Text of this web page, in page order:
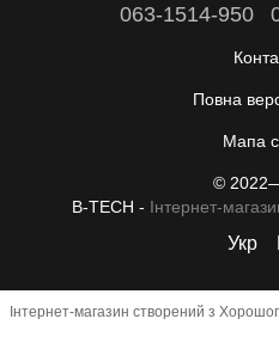
063-1514-950
Повна
Мапа
©
B-TECH - Інтернет-
Укр
Інтернет-магазин створений з